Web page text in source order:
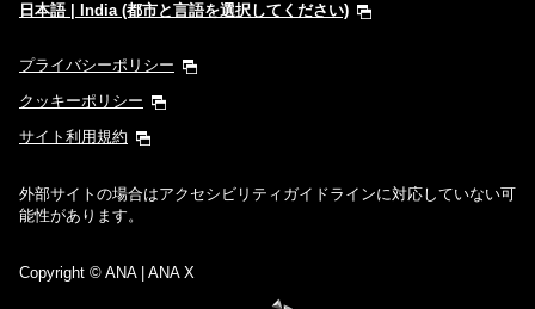
日本語 | India (都市と言語を選択してください)
プライバシーポリシー
クッキーポリシー
サイト利用規約
外部サイトの場合はアクセシビリティガイドラインに対応していない可
能性があります。
Copyright © ANA | ANA X